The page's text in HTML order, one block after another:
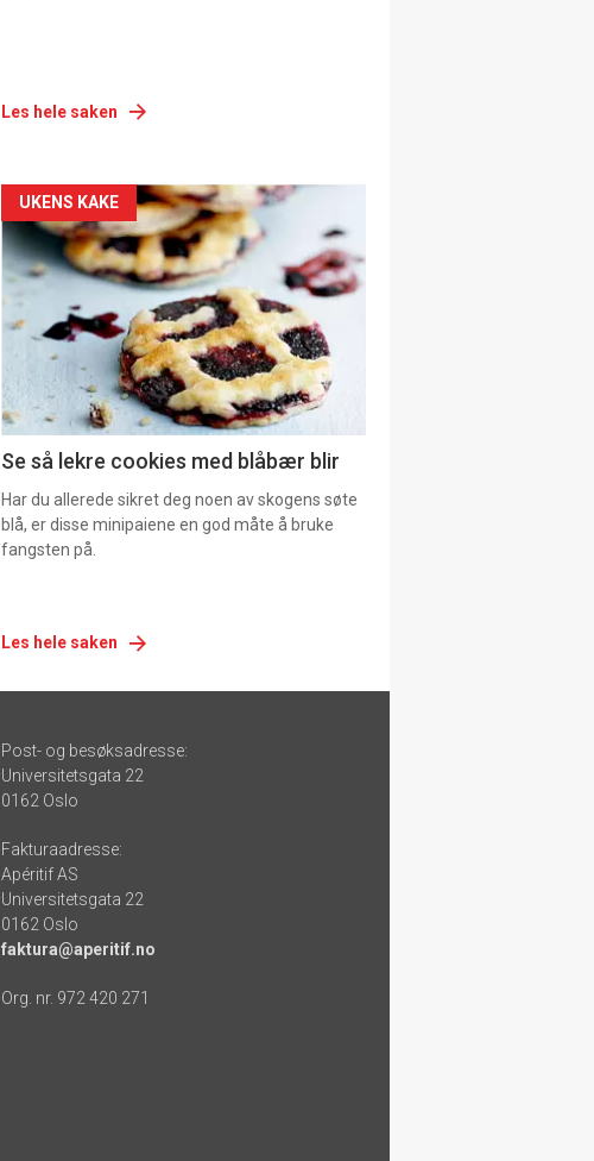
Les hele saken
Forsiden
akkurat
nå
6
UKENS KAKE
Se så lekre cookies med blåbær blir
Har du allerede sikret deg noen av skogens søte
blå, er disse minipaiene en god måte å bruke
fangsten på.
Les hele saken
Post- og besøksadresse:
Universitetsgata 22
0162 Oslo
Fakturaadresse:
Apéritif AS
Universitetsgata 22
0162 Oslo
faktura@aperitif.no
Org. nr. 972 420 271